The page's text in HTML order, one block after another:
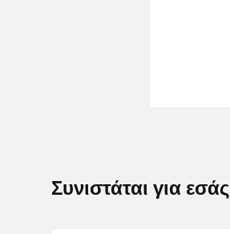
Συνιστάται για εσάς